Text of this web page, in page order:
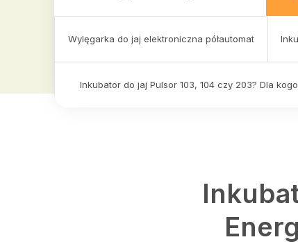
Wylęgarka do jaj elektroniczna półautomat
Inkubator do jaj Pulsor 103, 104 czy 203? Dla kogo